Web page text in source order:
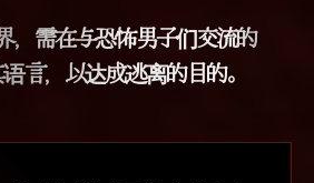
需在与恐怖男子们交流的
言， 以达成逃离的目的。